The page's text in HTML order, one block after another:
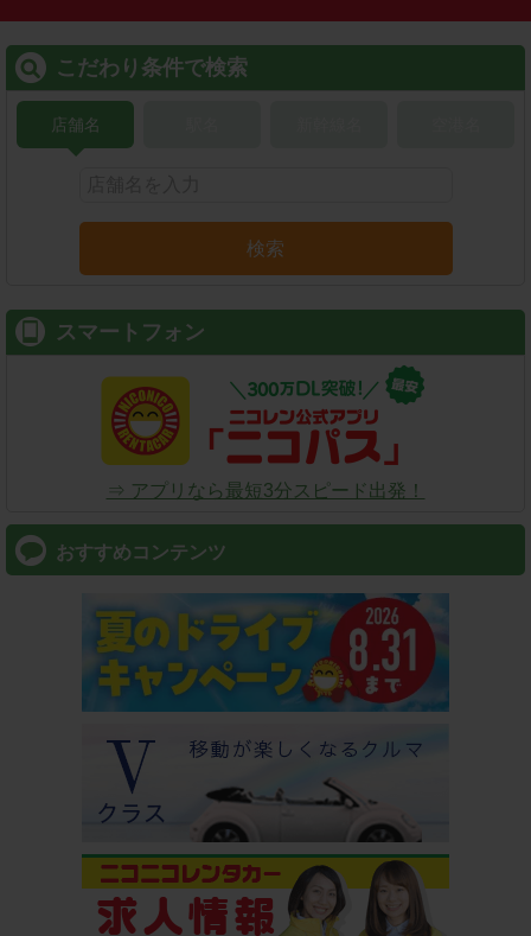
こだわり条件で検索
店舗名
検索
スマートフォン
⇒ アプリなら最短3分スピード出発！
おすすめコンテンツ